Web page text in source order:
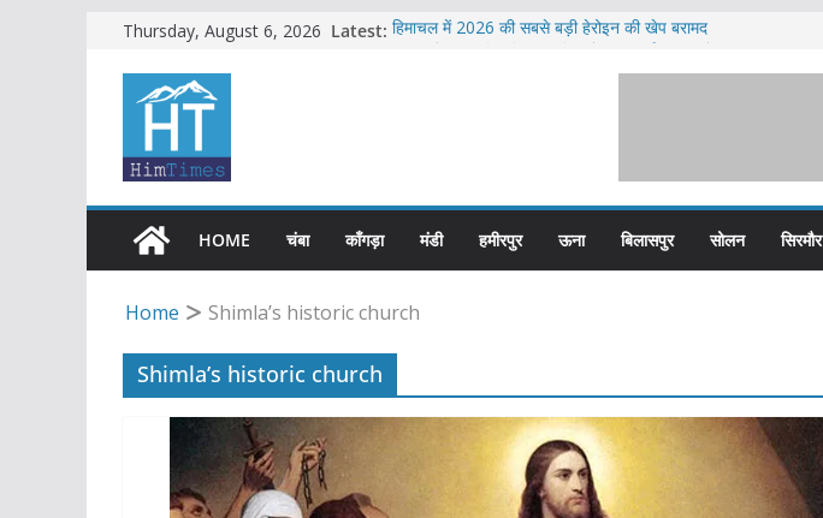
content
Thursday, August 6, 2026 Latest: हिमाचल में 2026 की सबसे बड़ी हेरोइन की खेप बरामद
एचआरटीसी की बसों में अब हिम बस प्लस कार्ड से होगा रियायती सफर
HOME चंबा काँगड़ा मंडी हमीरपुर ऊना बिलासपुर सोलन सिरमौर
Home Shimla’s historic church
Shimla’s historic church